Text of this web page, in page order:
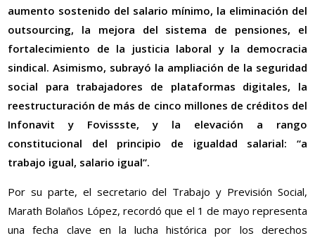
aumento sostenido del salario mínimo, la eliminación del
outsourcing, la mejora del sistema de pensiones, el
fortalecimiento de la justicia laboral y la democracia
sindical. Asimismo, subrayó la ampliación de la seguridad
social para trabajadores de plataformas digitales, la
reestructuración de más de cinco millones de créditos del
Infonavit y Fovissste, y la elevación a rango
constitucional del principio de igualdad salarial: “a
trabajo igual, salario igual”.
Por su parte, el secretario del Trabajo y Previsión Social,
Marath Bolaños López, recordó que el 1 de mayo representa
una fecha clave en la lucha histórica por los derechos